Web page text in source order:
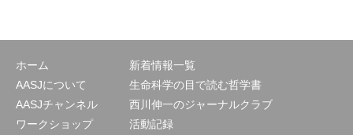
ホーム
AASJについて
AASJチャンネル
ワークショップ
新着情報一覧
生命科学の目で読む哲学書
西川伸一のジャーナルクラブ
活動記録